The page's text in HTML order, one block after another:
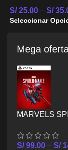
S/25.00 – S/
Seleccionar
Mega
MARVELS
S/99.00 – S/